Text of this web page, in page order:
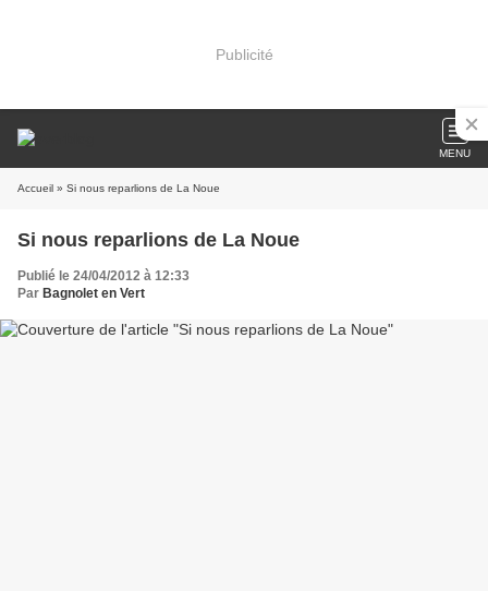
Publicité
MENU
Accueil » Si nous reparlions de La Noue
Si nous reparlions de La Noue
Publié le 24/04/2012 à 12:33
Par Bagnolet en Vert